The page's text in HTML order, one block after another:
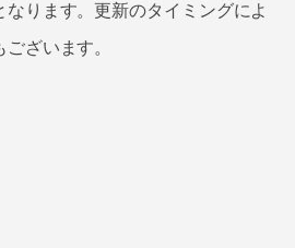
ります。更新のタイミングによ
ざいます。